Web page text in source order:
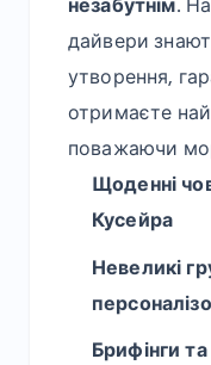
незабутнім.
дайвери
утворення,
отримаєте
поважаючи
Щоденні
Кусейра
Невеликі
Брифінги